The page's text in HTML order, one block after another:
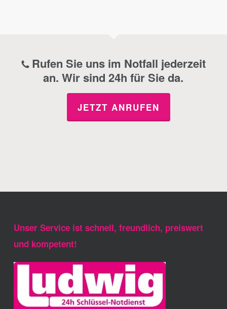
Rufen Sie uns im Notfall jederzeit
an. Wir sind 24h für Sie da.
JETZT ANRUFEN
Unser Service ist schnell, freundlich, preiswert
und kompetent!